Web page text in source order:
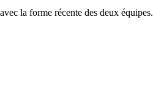
la forme récente des deux équipes.